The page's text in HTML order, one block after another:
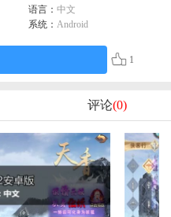
语言： 中文
系统： Android
1
评论(0)